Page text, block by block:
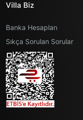
Villa Biz
Banka Hesapları
Sıkça Sorulan Sorular